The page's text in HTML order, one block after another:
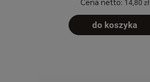
Cena netto: 14,80 zł
do koszyka